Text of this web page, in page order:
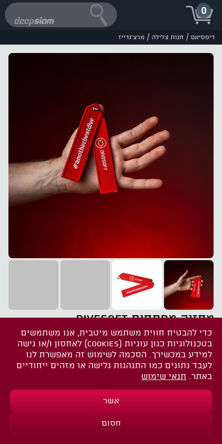
0
דיפסיאם / חנות צלילה / מרצ'נדייז
מחזיק מפתחות DIVESOFT
שתפו את הדף הזה
אודות
אנחנו כאן כדי לעזור לך בכל שאלה
כדי להבטיח חווית משתמש מיטבית, אנו משתמשים
בטכנולוגיות כגון עוגיות (COOKIES) לאחסון ו/או גישה
למידע במכשירך. הסכמה לשימוש זה מאפשרת לנו
לעבד נתונים כמו התנהגות גלישה או מזהים ייחודיים
באתר. תנאי שימוש
אשר
חסום